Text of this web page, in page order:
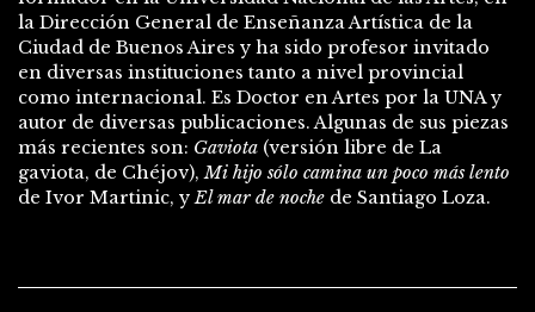
la Dirección General de Enseñanza Artística de la
Ciudad de Buenos Aires y ha sido profesor invitado
en diversas instituciones tanto a nivel provincial
como internacional. Es Doctor en Artes por la UNA y
autor de diversas publicaciones. Algunas de sus piezas
más recientes son: Gaviota (versión libre de La
gaviota, de Chéjov), Mi hijo sólo camina un poco más lento
de Ivor Martinic, y El mar de noche de Santiago Loza.